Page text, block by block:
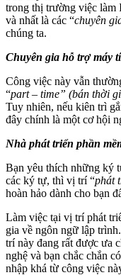
trong thị trường việc làm
và nhất là các “chuyên
chúng ta.
Chuyên gia hỗ trợ máy
Công việc này vẫn
“part – time” (bán thời
Tuy nhiên, nếu kiên trì
đây chính là một cơ hội
Nhà phát triển phần
Bạn yêu thích những ký
các ký tự, thì vị trí “phát
hoàn hảo dành cho bạn
Làm việc tại vị trí phát
gia về ngôn ngữ lập
trí này đang rất được ưa
nghệ và bạn chắc chắn
nhập khá từ công việc